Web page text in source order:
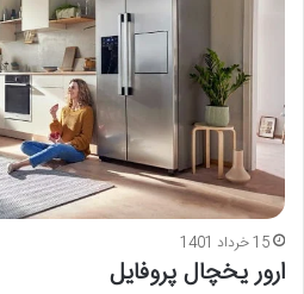
15 خرداد 1401
ارور یخچال پروفایل